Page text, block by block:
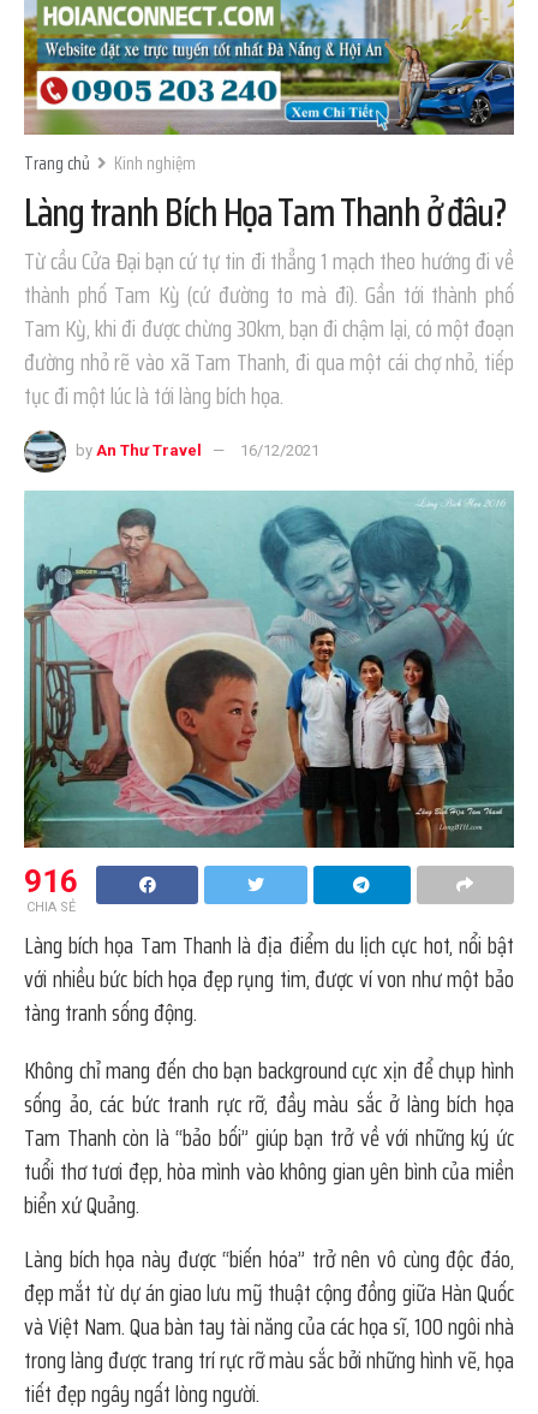
Trang chủ Kinh nghiệm
Làng tranh Bích Họa Tam Thanh ở đâu?
Từ cầu Cửa Đại bạn cứ tự tin đi thẳng 1 mạch theo hướng đi về
thành phố Tam Kỳ (cứ đường to mà đi). Gần tới thành phố
Tam Kỳ, khi đi được chừng 30km, bạn đi chậm lại, có một đoạn
đường nhỏ rẽ vào xã Tam Thanh, đi qua một cái chợ nhỏ, tiếp
tục đi một lúc là tới làng bích họa.
by An Thư Travel 16/12/2021
916
CHIA SẺ
Làng bích họa Tam Thanh là địa điểm du lịch cực hot, nổi bật
với nhiều bức bích họa đẹp rụng tim, được ví von như một bảo
tàng tranh sống động.
Không chỉ mang đến cho bạn background cực xịn để chụp hình
sống ảo, các bức tranh rực rỡ, đầy màu sắc ở làng bích họa
Tam Thanh còn là “bảo bối” giúp bạn trở về với những ký ức
tuổi thơ tươi đẹp, hòa mình vào không gian yên bình của miền
biển xứ Quảng.
Làng bích họa này được “biến hóa” trở nên vô cùng độc đáo,
đẹp mắt từ dự án giao lưu mỹ thuật cộng đồng giữa Hàn Quốc
và Việt Nam. Qua bàn tay tài năng của các họa sĩ, 100 ngôi nhà
trong làng được trang trí rực rỡ màu sắc bởi những hình vẽ, họa
tiết đẹp ngây ngất lòng người.